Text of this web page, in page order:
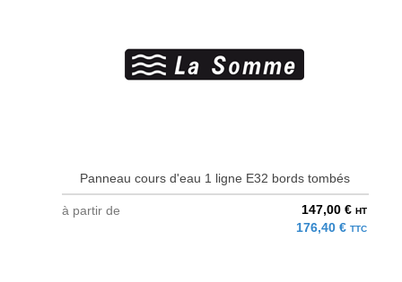
Panneau cours d'eau 1 ligne E32 bords tombés
à partir de 147,00 € HT
176,40 € TTC